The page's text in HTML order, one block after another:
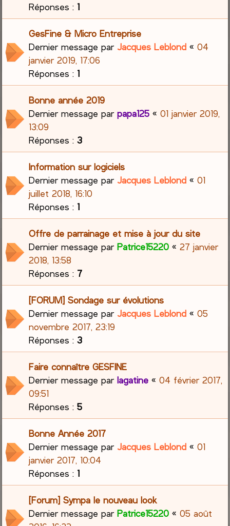
Réponses :1
GesFine & Micro Entreprise
Dernier message parJacques Leblond «04
janvier 2019, 17:06
Réponses :1
Bonne année 2019
Dernier message parpapa125 «01 janvier 2019,
13:09
Réponses :3
Information sur logiciels
Dernier message parJacques Leblond «01
juillet 2018, 16:10
Réponses :1
Offre de parrainage et mise à jour du site
Dernier message parPatrice15220 «27 janvier
2018, 13:58
Réponses : 7
[FORUM] Sondage sur évolutions
Dernier message parJacques Leblond «05
novembre 2017, 23:19
Réponses :3
Faire connaître GESFINE
Dernier message parlagatine «04 février 2017,
09:51
Réponses :5
Bonne Année 2017
Dernier message parJacques Leblond «01
janvier 2017, 10:04
Réponses :1
[Forum] Sympa le nouveau look
Dernier message parPatrice15220 «05 août